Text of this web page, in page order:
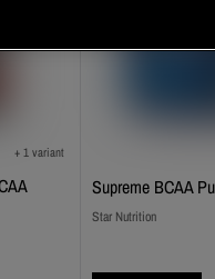
+ 1 variant
Supreme BCAA
Star Nutrition